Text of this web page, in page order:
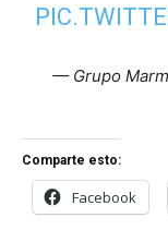
— Grupo
Comparte esto:
Facebook